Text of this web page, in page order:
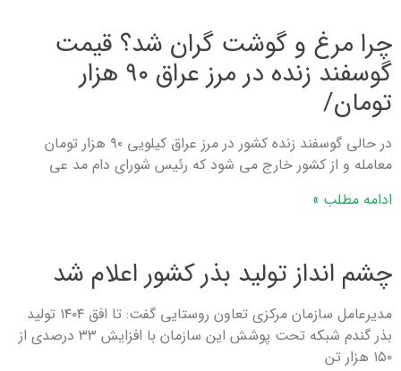
چرا مرغ و گوشت گران شد؟ قیمت
گوسفند زنده در مرز عراق ۹۰ هزار
تومان/
در حالی گوسفند زنده کشور در مرز عراق کیلویی ۹۰ هزار تومان
معامله و از کشور خارج می شود که رئیس شورای دام مد عی
ادامه مطلب »
چشم انداز تولید بذر کشور اعلام شد
مدیرعامل سازمان مرکزی تعاون روستایی گفت: تا افق ۱۴۰۴ تولید
بذر گندم شبکه تحت پوشش این سازمان با افزایش ۳۳ درصدی از
۱۵۰ هزار تن